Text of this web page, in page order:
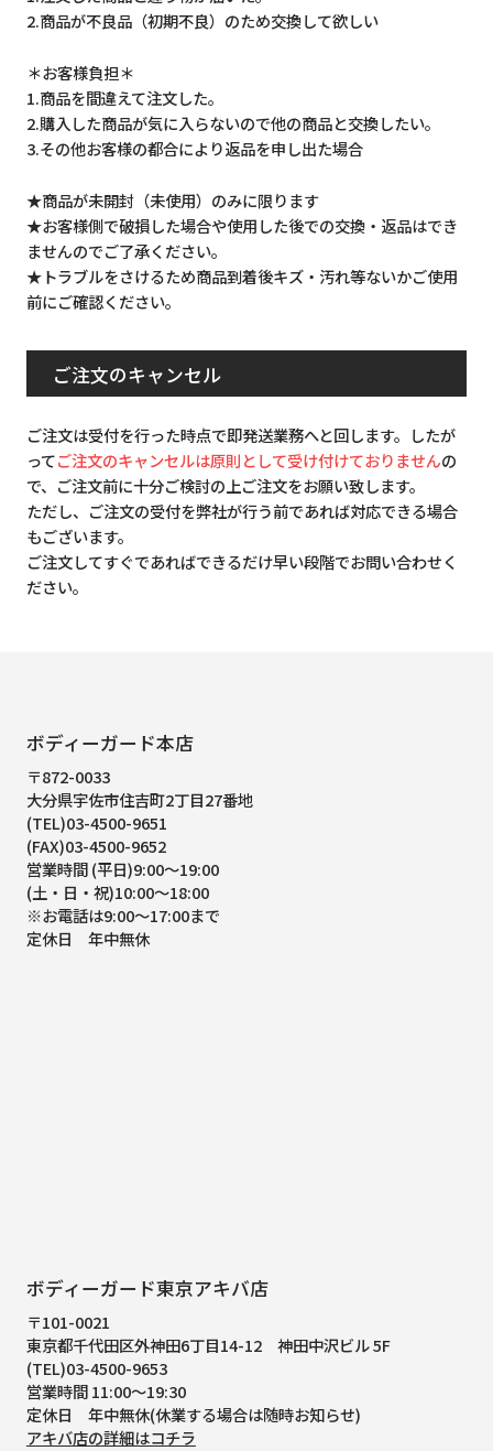
2.商品が不良品（初期不良）のため交換して欲しい
＊お客様負担＊
1.商品を間違えて注文した。
2.購入した商品が気に入らないので他の商品と交換したい。
3.その他お客様の都合により返品を申し出た場合
★商品が未開封（未使用）のみに限ります
★お客様側で破損した場合や使用した後での交換・返品はでき
ませんのでご了承ください。
★トラブルをさけるため商品到着後キズ・汚れ等ないかご使用
前にご確認ください。
ご注文のキャンセル
ご注文は受付を行った時点で即発送業務へと回します。したが
ってご注文のキャンセルは原則として受け付けておりませんの
で、ご注文前に十分ご検討の上ご注文をお願い致します。
ただし、ご注文の受付を弊社が行う前であれば対応できる場合
もございます。
ご注文してすぐであればできるだけ早い段階でお問い合わせく
ださい。
ボディーガード本店
〒872-0033
大分県宇佐市住吉町2丁目27番地
(TEL)03-4500-9651
(FAX)03-4500-9652
営業時間 (平日)9:00～19:00
(土・日・祝)10:00～18:00
※お電話は9:00～17:00まで
定休日 年中無休
ボディーガード東京アキバ店
〒101-0021
東京都千代田区外神田6丁目14-12 神田中沢ビル 5F
(TEL)03-4500-9653
営業時間 11:00～19:30
定休日 年中無休(休業する場合は随時お知らせ)
アキバ店の詳細はコチラ